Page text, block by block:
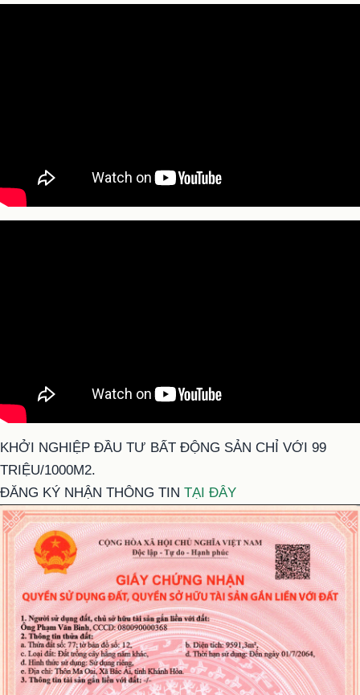
KHỞI NGHIỆP ĐẦU TƯ BẤT ĐỘNG SẢN CHỈ VỚI 99
TRIỆU/1000M2.
ĐĂNG KÝ NHẬN THÔNG TIN TẠI ĐÂY